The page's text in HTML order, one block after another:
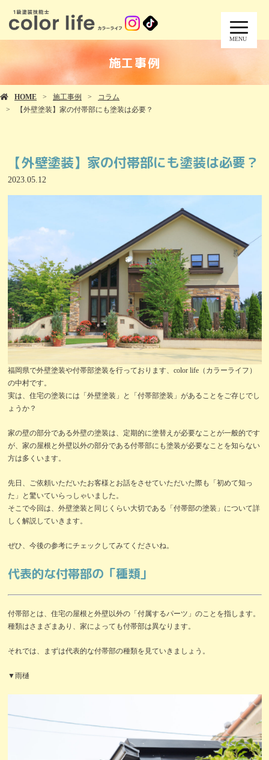
MENU
施工事例
HOME 施工事例
コラム
【外壁塗装】家の付帯部にも塗装は必要？
【外壁塗装】家の付帯部にも塗装は必要？
2023.05.12
福岡県で外壁塗装や付帯部塗装を行っております、color life（カラーライフ）
の中村です。
実は、住宅の塗装には「外壁塗装」と「付帯部塗装」があることをご存じでし
ょうか？
家の壁の部分である外壁の塗装は、定期的に塗替えが必要なことが一般的です
が、家の屋根と外壁以外の部分である付帯部にも塗装が必要なことを知らない
方は多くいます。
先日、ご依頼いただいたお客様とお話をさせていただいた際も「初めて知っ
た」と驚いていらっしゃいました。
そこで今回は、外壁塗装と同じくらい大切である「付帯部の塗装」について詳
しく解説していきます。
ぜひ、今後の参考にチェックしてみてくださいね。
代表的な付帯部の「種類」
付帯部とは、住宅の屋根と外壁以外の「付属するパーツ」のことを指します。
種類はさまざまあり、家によっても付帯部は異なります。
それでは、まずは代表的な付帯部の種類を見ていきましょう。
▼雨樋